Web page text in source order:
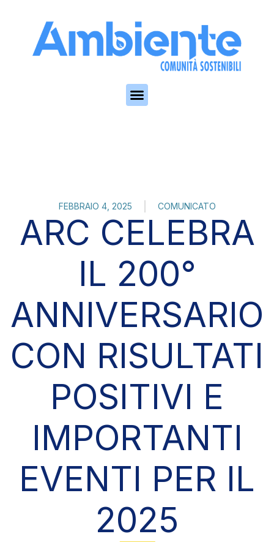
FEBBRAIO 4, 2025 COMUNICATO
ARC CELEBRA
IL 200°
ANNIVERSARIO
CON RISULTATI
POSITIVI E
IMPORTANTI
EVENTI PER IL
2025